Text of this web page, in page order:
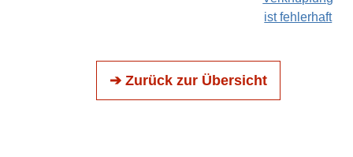
ist fehlerhaft
➔ Zurück zur Übersicht